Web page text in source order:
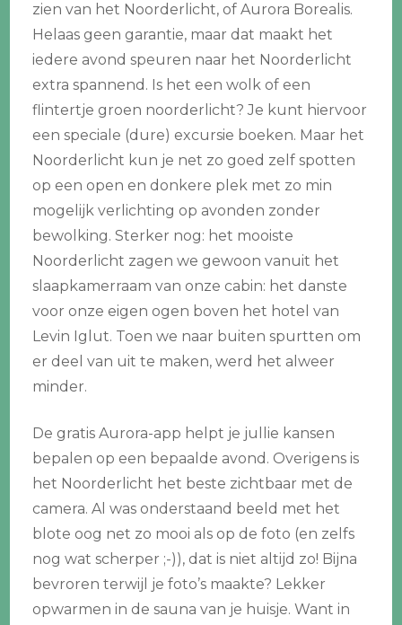
zien van het Noorderlicht, of Aurora Borealis.
Helaas geen garantie, maar dat maakt het
iedere avond speuren naar het Noorderlicht
extra spannend. Is het een wolk of een
flintertje groen noorderlicht? Je kunt hiervoor
een speciale (dure) excursie boeken. Maar het
Noorderlicht kun je net zo goed zelf spotten
op een open en donkere plek met zo min
mogelijk verlichting op avonden zonder
bewolking. Sterker nog: het mooiste
Noorderlicht zagen we gewoon vanuit het
slaapkamerraam van onze cabin: het danste
voor onze eigen ogen boven het hotel van
Levin Iglut. Toen we naar buiten spurtten om
er deel van uit te maken, werd het alweer
minder.
De gratis Aurora-app helpt je jullie kansen
bepalen op een bepaalde avond. Overigens is
het Noorderlicht het beste zichtbaar met de
camera. Al was onderstaand beeld met het
blote oog net zo mooi als op de foto (en zelfs
nog wat scherper ;-)), dat is niet altijd zo! Bijna
bevroren terwijl je foto’s maakte? Lekker
opwarmen in de sauna van je huisje. Want in